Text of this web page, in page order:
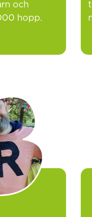
och
hopp.